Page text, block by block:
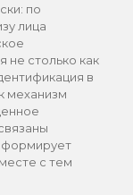
по
лица
не столько как
в
механизм
формирует
с тем